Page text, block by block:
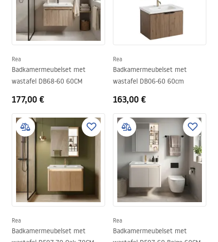
Rea
Badkamermeubelset met
wastafel DB68-60 60CM
177,00 €
Rea
Badkamermeubelset met
wastafel DB06-60 60cm
163,00 €
Rea
Badkamermeubelset met
Rea
Badkamermeubelset met